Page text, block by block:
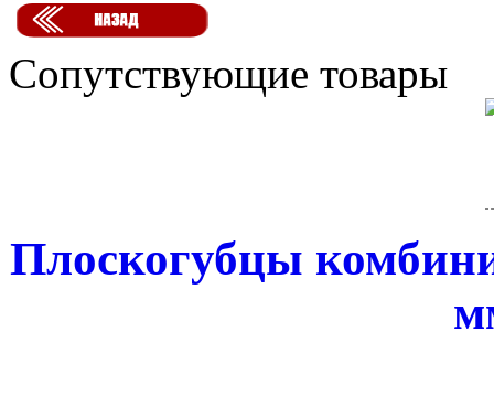
Сопутствующие товары
Плоскогубцы